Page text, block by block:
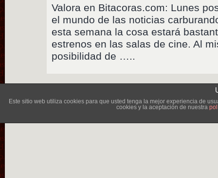
Valora en Bitacoras.com: Lunes
el mundo de las noticias
esta semana la cosa estará
estrenos en las salas de cine. Al
posibilidad de …..
Este sitio web utiliza cookies para que usted tenga la mejor experiencia de
cookies y la aceptación de nuestra